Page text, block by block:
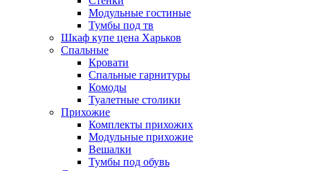
Модульные гостиные
Тумбы под тв
Шкаф купе цена Харьков
Спальные
Кровати
Спальные гарнитуры
Комоды
Туалетные столики
Прихожие
Комплекты прихожих
Модульные прихожие
Вешалки
Тумбы под обувь